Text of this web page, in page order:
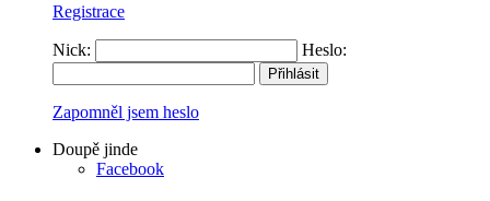
Registrace
Nick: Heslo:
Zapomněl jsem heslo
Doupě jinde
Facebook